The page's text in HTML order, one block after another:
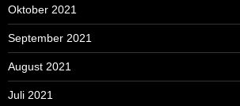
Oktober 2021
September 2021
August 2021
Juli 2021